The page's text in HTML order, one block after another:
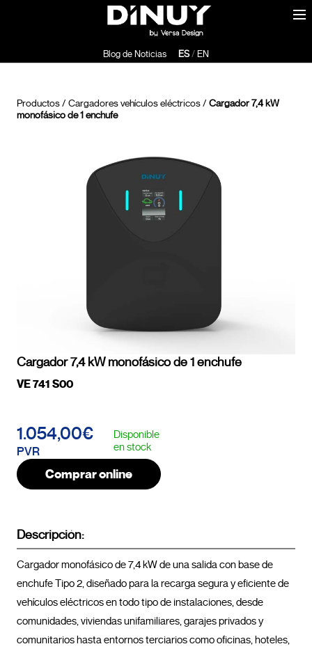
Blog de Noticias ES/EN
Productos/ Cargadores vehículos eléctricos/ Cargador 7,4 kW
monofásico de 1 enchufe
Cargador 7,4 kW monofásico de 1 enchufe
VE 741 S00
1.054,00€
PVR
Disponible
en stock
Comprar online
Descripción:
Cargador monofásico de 7,4 kW de una salida con base de
enchufe Tipo 2, diseñado para la recarga segura y eficiente de
vehículos eléctricos en todo tipo de instalaciones, desde
comunidades, viviendas unifamiliares, garajes privados y
comunitarios hasta entornos terciarios como oficinas, hoteles,